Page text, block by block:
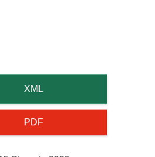
XML
PDF